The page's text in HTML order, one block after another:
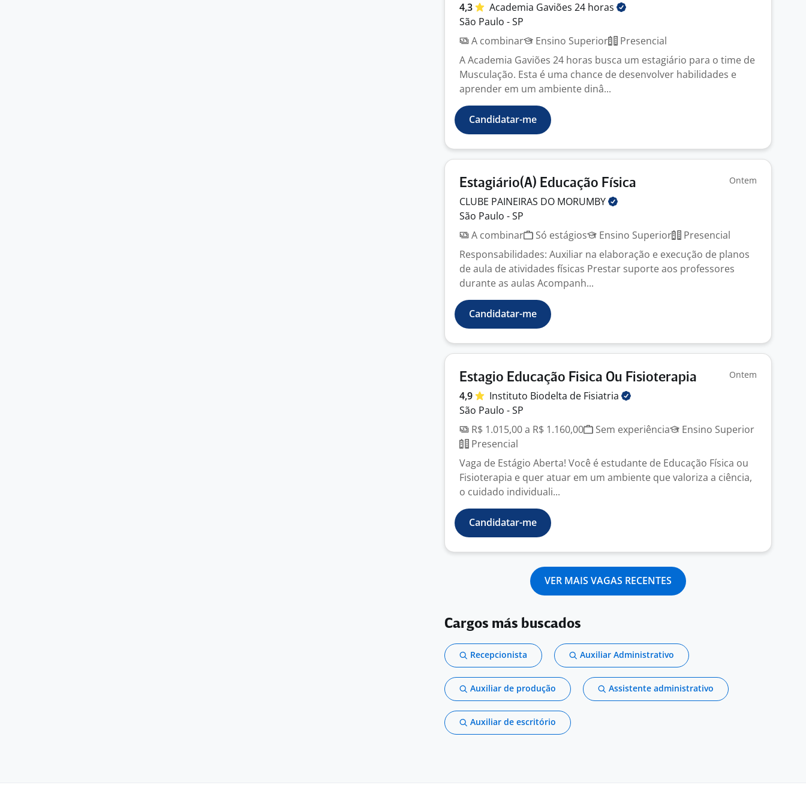
4,3 Academia Gaviões 24 horas
São Paulo - SP
A combinar
Ensino Superior
Presencial
A Academia Gaviões 24 horas busca um estagiário para o time de
Musculação. Esta é uma chance de desenvolver habilidades e
aprender em um ambiente dinâ...
Candidatar-me
Estagiário(A) Educação Física Ontem
CLUBE PAINEIRAS DO MORUMBY
São Paulo - SP
A combinar
Só estágios Ensino Superior
Presencial
Responsabilidades: Auxiliar na elaboração e execução de planos
de aula de atividades físicas Prestar suporte aos professores
durante as aulas Acompanh...
Candidatar-me
Estagio Educação Fisica Ou Fisioterapia Ontem
4,9 Instituto Biodelta de Fisiatria
São Paulo - SP
R$ 1.015,00 a R$ 1.160,00
Sem experiência
Ensino Superior
Presencial
Vaga de Estágio Aberta! Você é estudante de Educação Física ou
Fisioterapia e quer atuar em um ambiente que valoriza a ciência,
o cuidado individuali...
Candidatar-me
VER MAIS VAGAS RECENTES
Cargos más buscados
Recepcionista Auxiliar Administrativo
Auxiliar de produção Assistente administrativo
Auxiliar de escritório